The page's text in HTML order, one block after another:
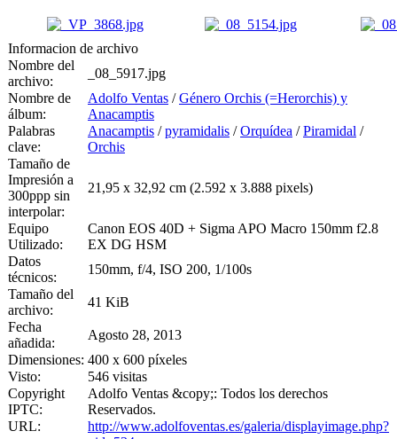
Informacion de archivo
Nombre del
archivo:
_08_5917.jpg
Nombre de
álbum:
Adolfo Ventas /Género Orchis (=Herorchis) y
Anacamptis
Palabras
clave:
Anacamptis /pyramidalis /Orquídea /Piramidal /
Orchis
Tamaño de
Impresión a
300ppp sin
interpolar:
21,95 x 32,92 cm (2.592 x 3.888 pixels)
Equipo
Utilizado:
Canon EOS 40D + Sigma APO Macro 150mm f2.8
EX DG HSM
Datos
técnicos:
150mm, f/4, ISO 200, 1/100s
Tamaño del
archivo:
41 KiB
Fecha
añadida:
Agosto 28, 2013
Dimensiones: 400 x 600 píxeles
Visto:
546 visitas
Copyright
IPTC:
Adolfo Ventas &copy;: Todos los derechos
Reservados.
URL:
http://www.adolfoventas.es/galeria/displayimage.php?